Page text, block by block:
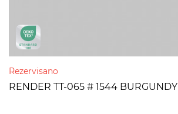
Rezervisano
RENDER TT-065 # 1544 BURGUNDY